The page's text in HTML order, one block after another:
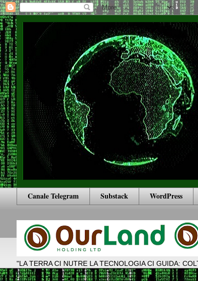
Canale Telegram Substack WordPress
"LA TERRA CI NUTRE LA TECNOLOGIA CI GUIDA: